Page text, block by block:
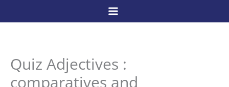
to
Quiz Adjectives :
comparatives and